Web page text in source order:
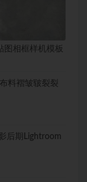
图相框样机模板
料褶皱皲裂裂
后期Lightroom